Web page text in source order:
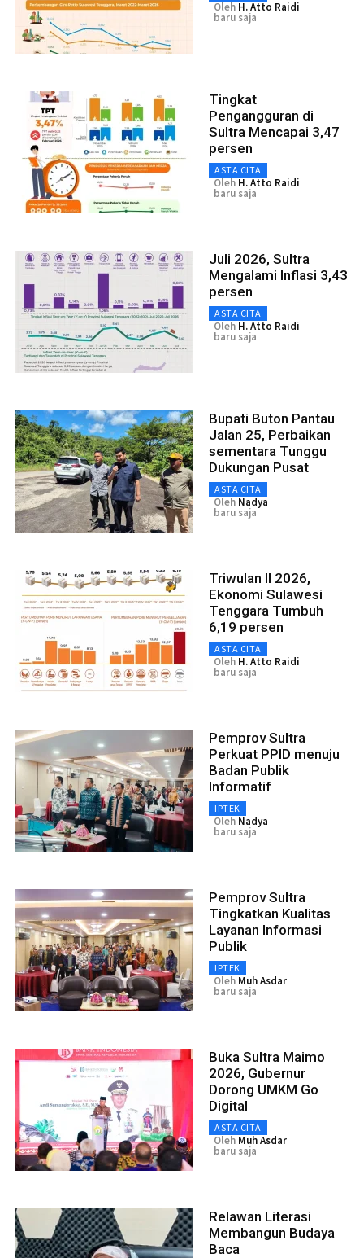
Oleh H. Atto Raidi
baru saja
Tingkat
Pengangguran di
Sultra Mencapai 3,47
persen
ASTA CITA
Oleh H. Atto Raidi
baru saja
Juli 2026, Sultra
Mengalami Inflasi 3,43
persen
ASTA CITA
Oleh H. Atto Raidi
baru saja
Bupati Buton Pantau
Jalan 25, Perbaikan
sementara Tunggu
Dukungan Pusat
ASTA CITA
Oleh Nadya
baru saja
Triwulan II 2026,
Ekonomi Sulawesi
Tenggara Tumbuh
6,19 persen
ASTA CITA
Oleh H. Atto Raidi
baru saja
Pemprov Sultra
Perkuat PPID menuju
Badan Publik
Informatif
IPTEK
Oleh Nadya
baru saja
Pemprov Sultra
Tingkatkan Kualitas
Layanan Informasi
Publik
IPTEK
Oleh Muh Asdar
baru saja
Buka Sultra Maimo
2026, Gubernur
Dorong UMKM Go
Digital
ASTA CITA
Oleh Muh Asdar
baru saja
Relawan Literasi
Membangun Budaya
Baca